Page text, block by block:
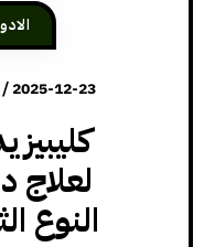
2025-12-23
/
لعلاج
النوع